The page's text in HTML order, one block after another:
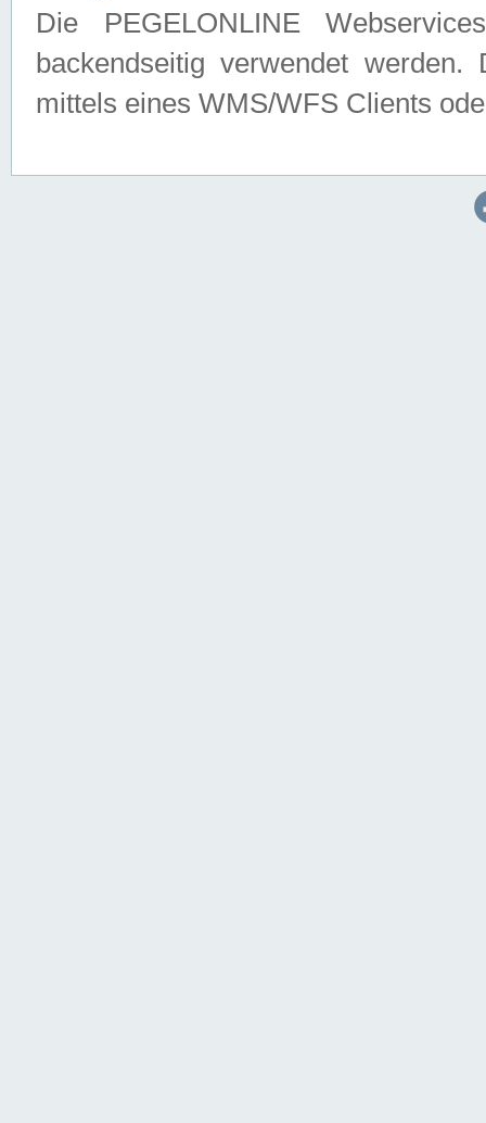
Die PEGELONLINE
backendseitig verwendet
mittels eines WMS/WFS Clients